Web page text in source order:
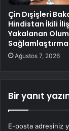
Çin Dışişleri
Hindistan İkili
Yakalanan
Ağustos 7, 2026
Bir yanıt
E-posta adresiniz